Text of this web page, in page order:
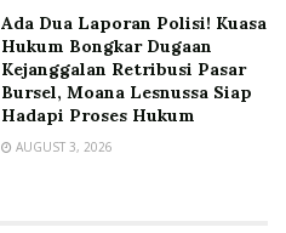
Ada Dua Laporan Polisi! Kuasa
Hukum Bongkar Dugaan
Kejanggalan Retribusi Pasar
Bursel, Moana Lesnussa Siap
Hadapi Proses Hukum
AUGUST 3, 2026